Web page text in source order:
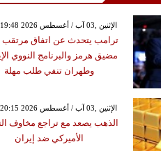
GMT 19:48 2026 الإثنين ,03 آب / أغسطس
ترامب يتحدث عن اتفاق
مضيق هرمز والبرنامج النووي
وطهران تنفي طلب مهلة
GMT 20:15 2026 الإثنين ,03 آب / أغسطس
الذهب يصعد مع تراجع مخاوف
الأميركي ضد إيران